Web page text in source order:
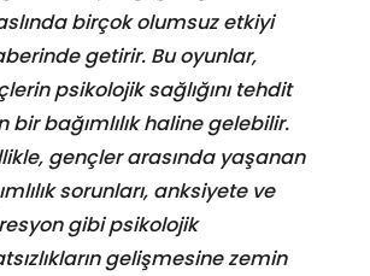
birçok olumsuz etkiyi
getirir. Bu oyunlar,
psikolojik sağlığını tehdit
bir bağımlılık haline gelebilir.
gençler arasında yaşanan
sorunları, anksiyete ve
gibi psikolojik
gelişmesine zemin